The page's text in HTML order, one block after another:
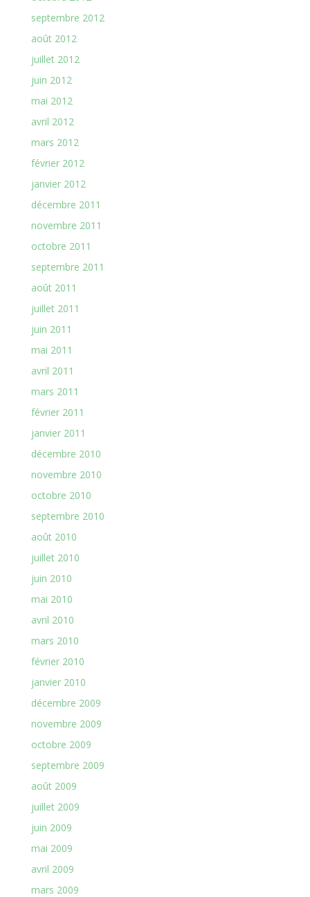
septembre 2012
août 2012
juillet 2012
juin 2012
mai 2012
avril 2012
mars 2012
février 2012
janvier 2012
décembre 2011
novembre 2011
octobre 2011
septembre 2011
août 2011
juillet 2011
juin 2011
mai 2011
avril 2011
mars 2011
février 2011
janvier 2011
décembre 2010
novembre 2010
octobre 2010
septembre 2010
août 2010
juillet 2010
juin 2010
mai 2010
avril 2010
mars 2010
février 2010
janvier 2010
décembre 2009
novembre 2009
octobre 2009
septembre 2009
août 2009
juillet 2009
juin 2009
mai 2009
avril 2009
mars 2009